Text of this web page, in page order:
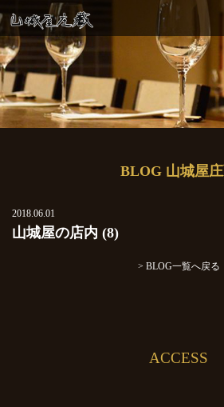
BLOG 山城屋
2018.06.01
山城屋の店内 (8)
> BLOG一覧へ戻る
ACCESS